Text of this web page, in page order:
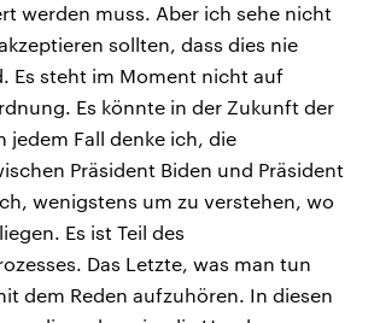
werden muss. Aber ich sehe nicht
sollten, dass dies nie
Es steht im Moment nicht auf
Es könnte in der Zukunft der
jedem Fall denke ich, die
Präsident Biden und Präsident
wenigstens um zu verstehen, wo
Es ist Teil des
Das Letzte, was man tun
dem Reden aufzuhören. In diesen